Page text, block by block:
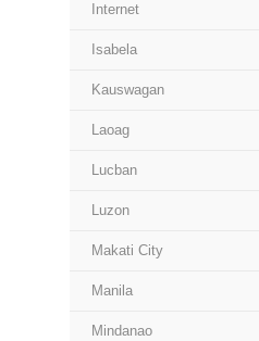
Internet
Isabela
Kauswagan
Laoag
Lucban
Luzon
Makati City
Manila
Mindanao